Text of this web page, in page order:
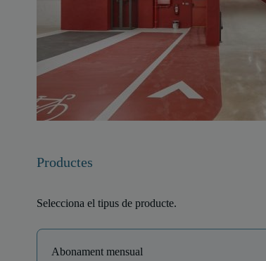
Productes
Selecciona el tipus de producte.
Abonament mensual